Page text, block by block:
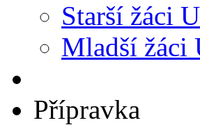
Starší žáci
Mladší žáci
Přípravka